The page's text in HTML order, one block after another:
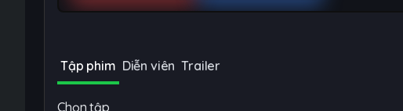
Tập phim Diễn viên Trailer
Chọn tập